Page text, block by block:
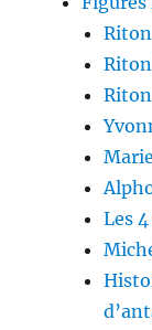
Les